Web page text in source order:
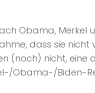
Obama, Merkel
dass sie nicht
(noch) nicht, eine
Obama-/Biden-